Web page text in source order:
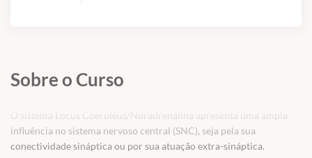
Sobre o Curso
O sistema Locus Coeruleus/Noradrenalina apresenta uma ampla
influência no sistema nervoso central (SNC), seja pela sua
conectividade sináptica ou por sua atuação extra-sináptica.